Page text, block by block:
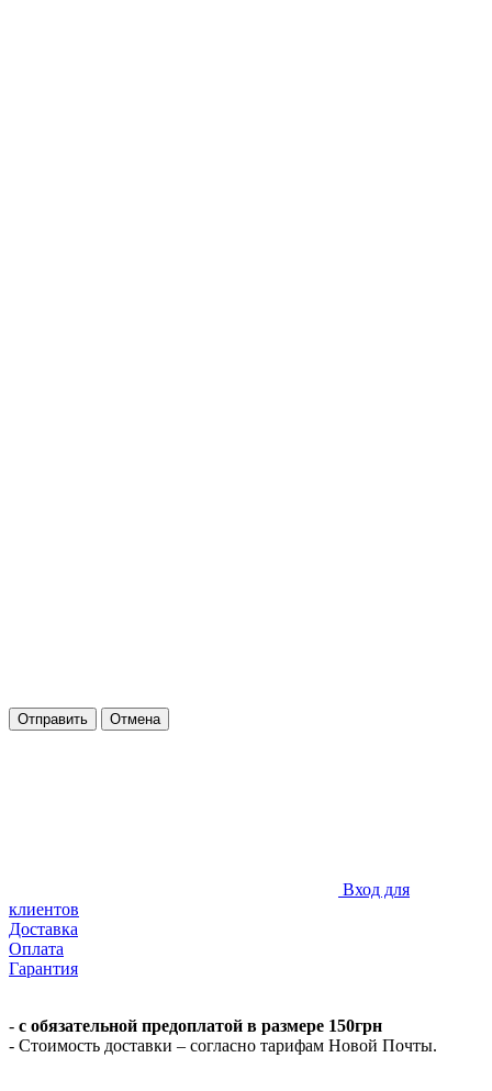
Отправить Отмена
Вход для
клиентов
Доставка
Оплата
Гарантия
- с обязательной предоплатой в размере 150грн
- Стоимость доставки – согласно тарифам Новой Почты.